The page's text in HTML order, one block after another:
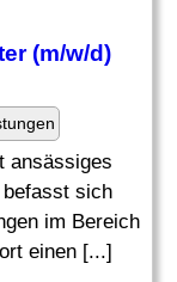
(m/w/d)
ansässiges
befasst sich
im Bereich
einen [...]